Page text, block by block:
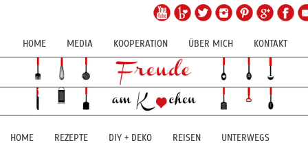
HOME MEDIA KOOPERATION ÜBER MICH KONTAKT
HOME REZEPTE DIY + DEKO REISEN UNTERWEGS